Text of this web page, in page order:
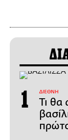
ΔΙΕΘΝΗ
Τι θα